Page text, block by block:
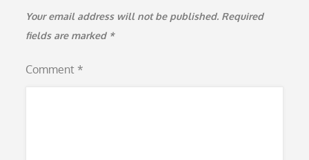
Your email address will not be published. Required
fields are marked *
Comment *